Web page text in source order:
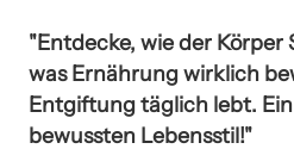
"Entdecke, wie der
was Ernährung wirklich
Entgiftung täglich lebt.
bewussten Lebensstil!"